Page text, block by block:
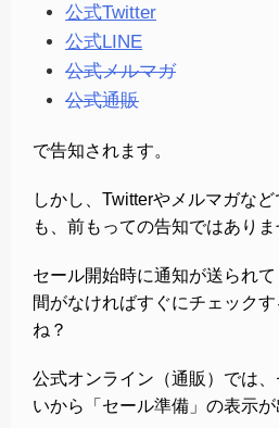
公式Twitter
公式LINE
公式メルマガ
公式通販
で告知されます。
しかし、Twitterやメルマガな
も、前もっての告知ではありま
セール開始時に通知が送られ
間がなければすぐにチェック
ね？
公式オンライン（通販）では
いから「セール準備」の表示が